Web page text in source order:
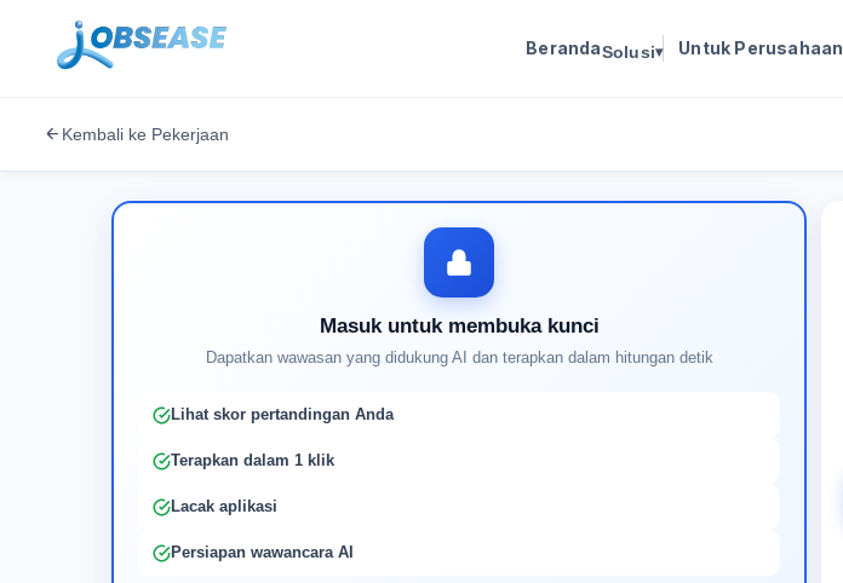
BerandaSolusi▾ Untuk Perusahaan
Kembali ke Pekerjaan
Masuk untuk membuka kunci
Dapatkan wawasan yang didukung AI dan terapkan dalam hitungan detik
Lihat skor pertandingan Anda
Terapkan dalam 1 klik
Lacak aplikasi
Persiapan wawancara AI